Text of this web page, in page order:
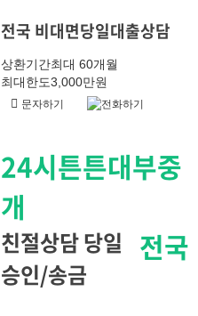
전국 비대면당일대출상담
상환기간최대 60개월
최대한도3,000만원
문자하기 전화하기
24시튼튼대부중
개
전국
친절상담 당일
승인/송금